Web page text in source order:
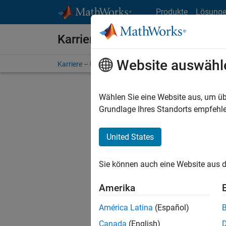
Produkte
Karriere bei MathWorks
Karriere – Übersicht Stellensuche
FILTER:
Stellen
Es
Region
Website
Wählen Sie eine Website aus, um
Grundlage Ihres Standorts
United States
Sie können auch eine Website aus
Amerika
América Latina (Español)
Canada (English)